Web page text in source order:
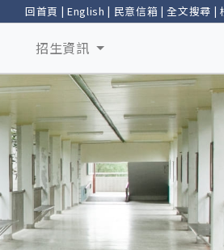
回首頁 | English | 民意信箱 |全文搜尋 |
招生資訊